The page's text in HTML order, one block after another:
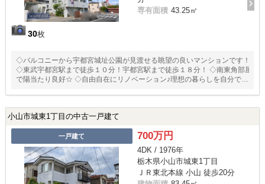
30枚
専有面積 43.25㎡
◇バルコニーから宇都宮城址公園が見渡せる眺望の良いマンションです！
◇東武宇都宮駅まで徒歩１０分！宇都宮駅まで徒歩１８分！ ◇南東角部屋
で陽当たり良好☆ ◇自由自在にリノベーション♪理想の暮らしを自分で創
小山市城東1丁目の中古一戸建て
一戸建て 700万円
4DK / 1976年
栃木県小山市城東1丁目
ＪＲ東北本線 小山 徒歩20分